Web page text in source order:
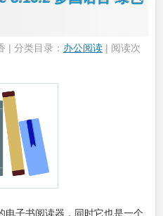
| 分类目录： 办公阅读 | 阅读次
电子书阅读器，同时它也是一个